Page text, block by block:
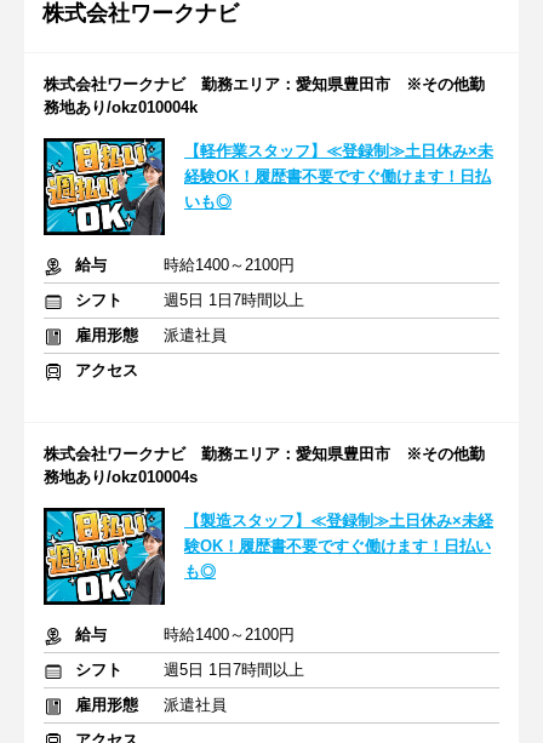
株式会社ワークナビ
株式会社ワークナビ 勤務エリア：愛知県豊田市 ※その他勤
務地あり/okz010004k
【軽作業スタッフ】≪登録制≫土日休み×未
経験OK！履歴書不要ですぐ働けます！日払
いも◎
給与
時給1400～2100円
シフト
週5日 1日7時間以上
雇用形態
派遣社員
アクセス
株式会社ワークナビ 勤務エリア：愛知県豊田市 ※その他勤
務地あり/okz010004s
【製造スタッフ】≪登録制≫土日休み×未経
験OK！履歴書不要ですぐ働けます！日払い
も◎
給与
時給1400～2100円
シフト
週5日 1日7時間以上
雇用形態
派遣社員